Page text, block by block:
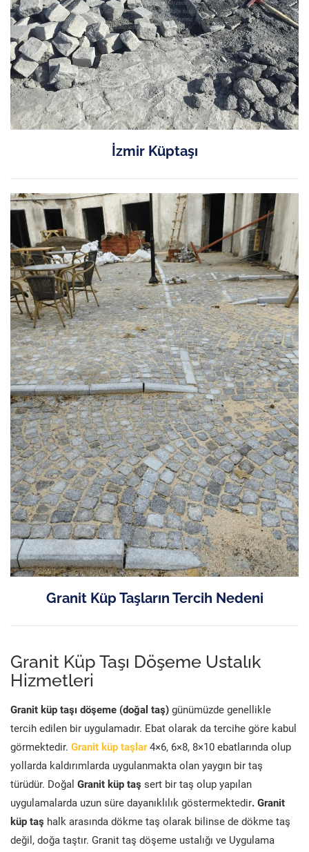
İzmir Küptaşı
Granit Küp Taşların Tercih Nedeni
Granit Küp Taşı Döşeme Ustalık
Hizmetleri
Granit küp taşı döşeme (doğal taş) günümüzde genellikle
tercih edilen bir uygulamadır. Ebat olarak da tercihe göre kabul
görmektedir. Granit küp taşlar 4×6, 6×8, 8×10 ebatlarında olup
yollarda kaldırımlarda uygulanmakta olan yaygın bir taş
türüdür. Doğal Granit küp taş sert bir taş olup yapılan
uygulamalarda uzun süre dayanıklılık göstermektedir. Granit
küp taş halk arasında dökme taş olarak bilinse de dökme taş
değil, doğa taştır. Granit taş döşeme ustalığı ve Uygulama